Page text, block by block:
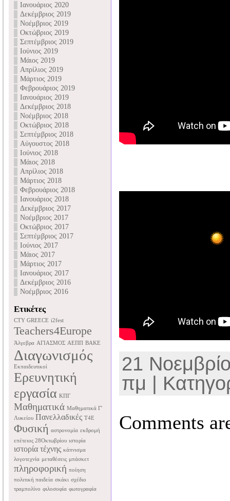
Ιανουάριος 2020
Δεκέμβριος 2019
Νοέμβριος 2019
Οκτώβριος 2019
Σεπτέμβριος 2019
Ιούνιος 2019
Μάιος 2019
Απρίλιος 2019
Μάρτιος 2019
Φεβρουάριος 2019
Ιανουάριος 2019
Δεκέμβριος 2018
Νοέμβριος 2018
Οκτώβριος 2018
Σεπτέμβριος 2018
Αύγουστος 2018
Ιούνιος 2018
Μάιος 2018
Απρίλιος 2018
Μάρτιος 2018
Φεβρουάριος 2018
Ιανουάριος 2018
Δεκέμβριος 2017
Νοέμβριος 2017
Οκτώβριος 2017
Σεπτέμβριος 2017
Ιούνιος 2017
Μάιος 2017
Μάρτιος 2017
Ιανουάριος 2017
Δεκέμβριος 2016
Νοέμβριος 2016
Ετικέτες
CTY GREECE i2fest
Teachers4Europe
Άλγεβρα ΑΓΙΑΣΜΟΣ ΑΕΠΠ ΒΑΚΕ
Διαγωνισμός
Εκπαιδευτικοί
Ερευνητική
εργασία ΚΠΓ
Μαθηματικά Μαθηματικά Γ'
Λυκείου Πανελλαδικές Τ4Ε
Φυσική αστρονομία εκδρομή
επέτειος 28Οκτωβρίου ιστορία
ιστορία τέχνης κάπνισμα
λογοτεχνία μεταθέσεις μπάσκετ
πληροφορική ποίηση
πολιτική παιδεία σκάκι σχέδιο
τραμπολίνο φιλοσοφία φωτογραφία
21
πμ |
Comments